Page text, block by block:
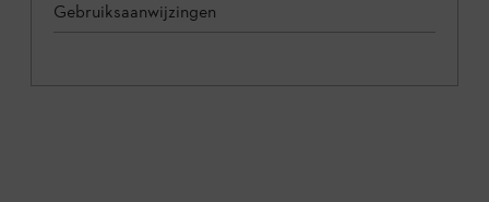
Gebruiksaanwijzingen